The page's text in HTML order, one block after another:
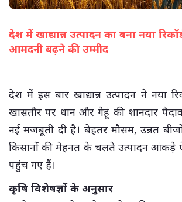
देश में खाद्यान्न उत्पादन का बना नया
आमदनी बढ़ने की उम्मीद
देश में इस बार खाद्यान्न उत्पादन ने नया
खासतौर पर धान और गेहूं की शानदार
नई मजबूती दी है। बेहतर मौसम, उन्नत
किसानों की मेहनत के चलते उत्पादन आंकड़े
पहुंच गए हैं।
कृषि विशेषज्ञों के अनुसार